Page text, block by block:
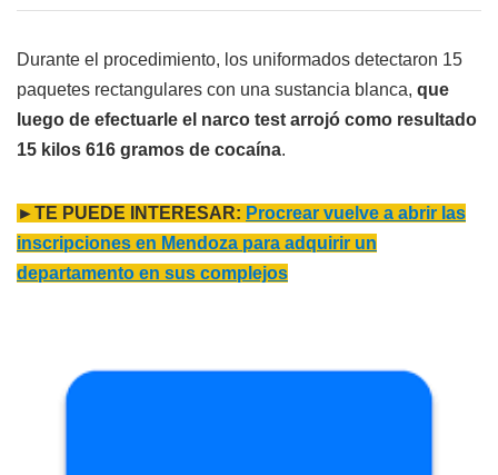
Durante el procedimiento, los uniformados detectaron 15
paquetes rectangulares con una sustancia blanca, que
luego de efectuarle el narco test arrojó como resultado
15 kilos 616 gramos de cocaína.
►TE PUEDE INTERESAR: Procrear vuelve a abrir las
inscripciones en Mendoza para adquirir un
departamento en sus complejos